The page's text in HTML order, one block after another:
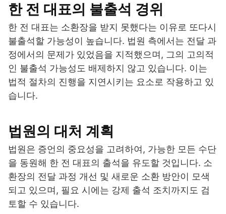
한 전 대표의 불출석 경위
한 전 대표는 소환장을 받지 못했다는 이유로 또다시
불출석할 가능성이 높습니다. 법원 측에서는 전달 과
정에서의 문제가 있었음을 지적했으며, 그의 고의적
인 불출석 가능성도 배제하지 않고 있습니다. 이는
법적 절차의 진행을 지연시키는 요소로 작용하고 있
습니다.
법원의 대처 계획
법원은 증언의 중요성을 고려하여, 가능한 모든 수단
을 동원해 한 전 대표의 출석을 유도할 것입니다. 소
환장의 전달 과정 개선 및 새로운 소환 방안이 모색
되고 있으며, 필요 시에는 강제 출석 조치까지도 검
토할 수 있습니다.